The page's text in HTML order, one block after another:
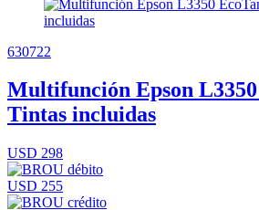
630722
Multifunción Epson
Tintas incluidas
USD 298
USD 255